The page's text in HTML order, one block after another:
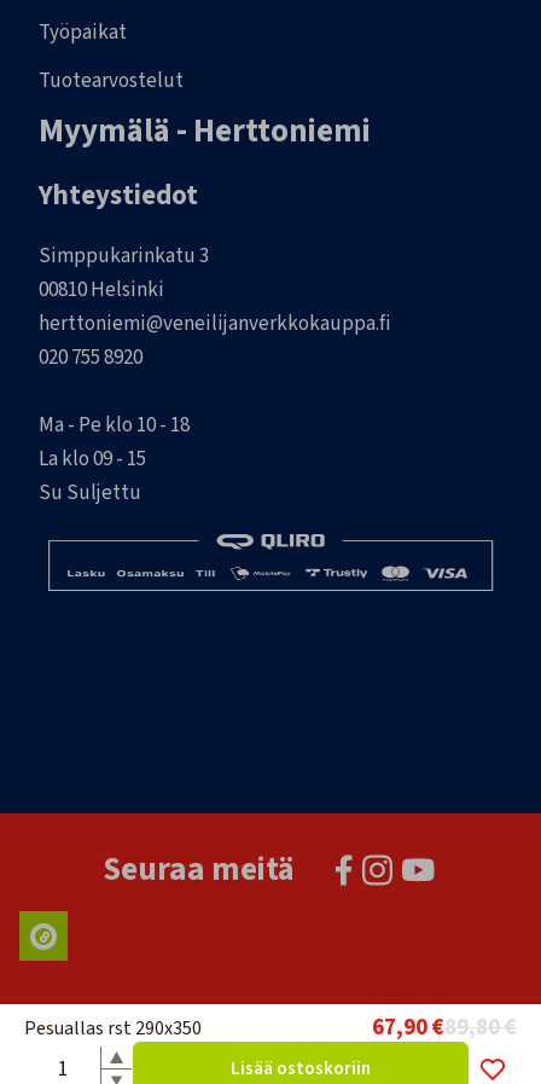
Pesuallas rst 290x350 67,90 €89,80 €
Lisää ostoskoriin
Työpaikat
Tuotearvostelut
Myymälä - Herttoniemi
Yhteystiedot
Simppukarinkatu 3
00810 Helsinki
herttoniemi@veneilijanverkkokauppa.fi
020 755 8920
Ma - Pe klo 10 - 18
La klo 09 - 15
Su Suljettu
Seuraa meitä